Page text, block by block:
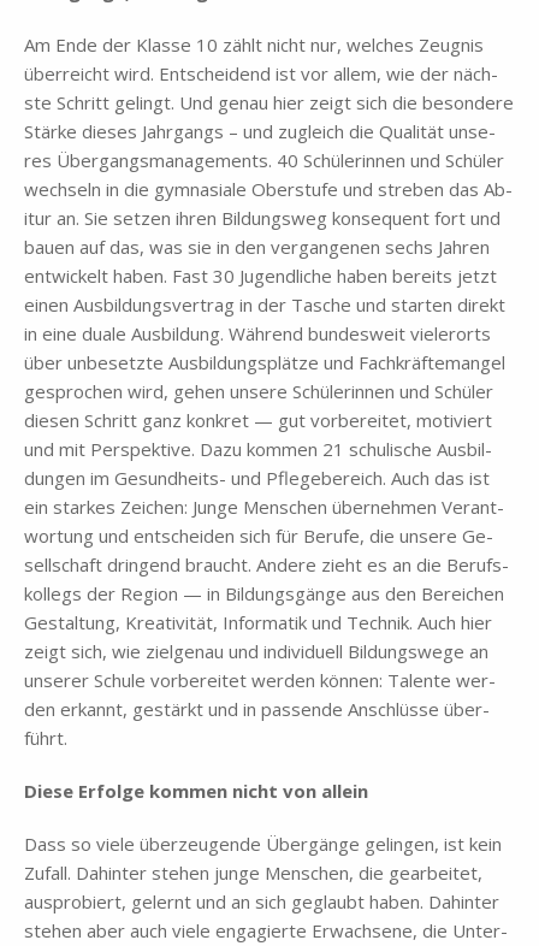
Am Ende der Klas­se 10 zählt nicht nur, wel­ches Zeug­nis
über­reicht wird. Ent­schei­dend ist vor al­lem, wie der näch­
ste Schritt ge­lingt. Und ge­nau hier zeigt sich die be­son­de­re
Stär­ke die­ses Jahr­gangs – und zu­gleich die Qua­li­tät un­se­
res Über­gangs­ma­nage­ments. 40 Schü­le­rin­nen und Schü­ler
wech­seln in die gym­na­sia­le Ober­stu­fe und stre­ben das Ab­
itur an. Sie set­zen ih­ren Bil­dungs­weg kon­se­quent fort und
bau­en auf das, was sie in den ver­gan­ge­nen sechs Jah­ren
ent­wickelt ha­ben. Fast 30 Ju­gend­li­che ha­ben be­reits jetzt
ei­nen Aus­bil­dungs­ver­trag in der Ta­sche und star­ten di­rekt
in eine dua­le Aus­bil­dung. Wäh­rend bun­des­weit vie­ler­orts
über un­be­setz­te Aus­bil­dungs­plät­ze und Fach­kräf­te­man­gel
ge­spro­chen wird, ge­hen un­se­re Schü­le­rin­nen und Schü­ler
die­sen Schritt ganz kon­kret — gut vor­be­rei­tet, mo­ti­viert
und mit Per­spek­ti­ve. Dazu kom­men 21 schu­li­sche Aus­bil­
dun­gen im Ge­sund­heits- und Pfle­ge­be­reich. Auch das ist
ein star­kes Zei­chen: Jun­ge Men­schen über­neh­men Ver­ant­
wor­tung und ent­schei­den sich für Be­ru­fe, die un­se­re Ge­
sell­schaft drin­gend braucht. An­de­re zieht es an die Be­rufs­
kol­legs der Re­gi­on — in Bil­dungs­gän­ge aus den Be­rei­chen
Ge­stal­tung, Krea­ti­vi­tät, In­for­ma­tik und Tech­nik. Auch hier
zeigt sich, wie ziel­ge­nau und in­di­vi­du­ell Bil­dungs­we­ge an
un­se­rer Schu­le vor­be­rei­tet wer­den kön­nen: Ta­len­te wer­
den er­kannt, ge­stärkt und in pas­sen­de An­schlüs­se über­
führt.
Die­se Er­fol­ge kom­men nicht von al­lein
Dass so vie­le über­zeu­gen­de Über­gän­ge ge­lin­gen, ist kein
Zu­fall. Da­hin­ter ste­hen jun­ge Men­schen, die ge­ar­bei­tet,
aus­pro­biert, ge­lernt und an sich ge­glaubt ha­ben. Da­hin­ter
ste­hen aber auch vie­le en­ga­gier­te Er­wach­se­ne, die Un­ter­